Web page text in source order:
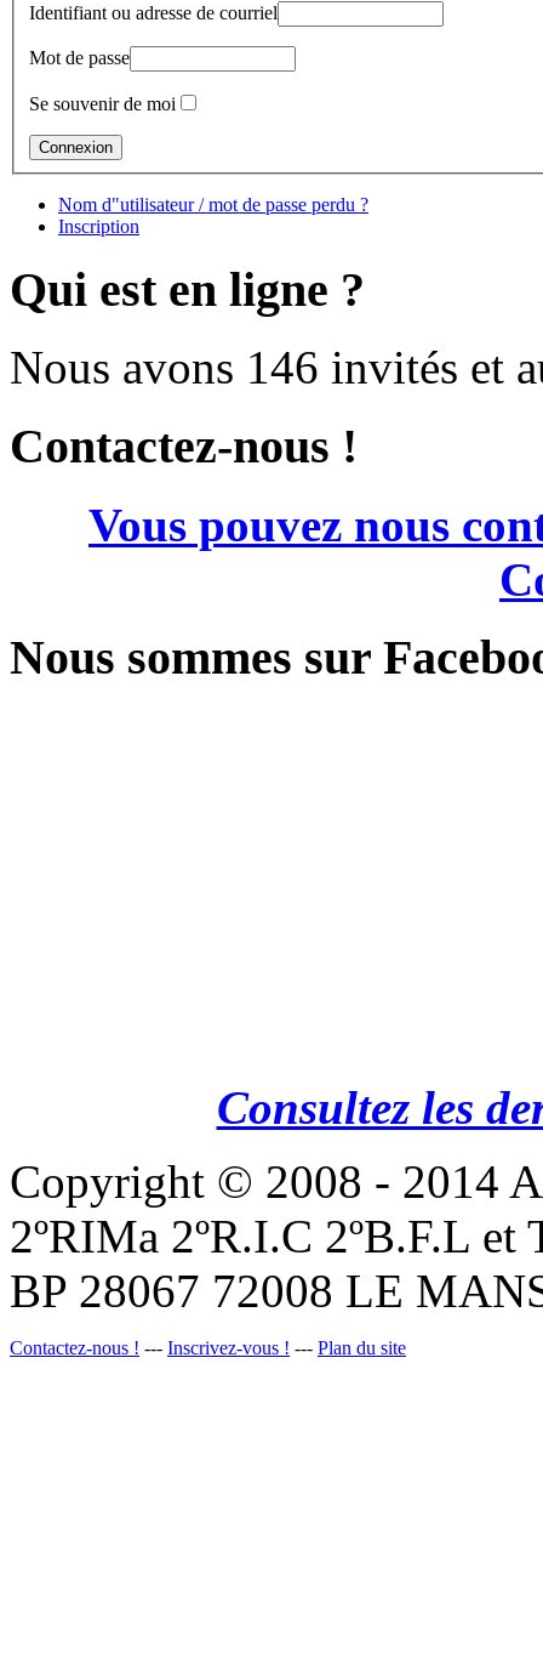
Identifiant ou adresse de courriel
Mot de passe
Se souvenir de moi
Nom d"utilisateur / mot de passe perdu ?
Inscription
Qui est en ligne ?
Nous avons 146 invités et
Contactez-nous !
Vous pouvez nous
Nous sommes sur
Consultez les
Copyright © 2008 - 2014
2ºRIMa 2ºR.I.C 2ºB.F.L
BP 28067 72008 LE
Contactez-nous ! --- Inscrivez-vous ! --- Plan du site